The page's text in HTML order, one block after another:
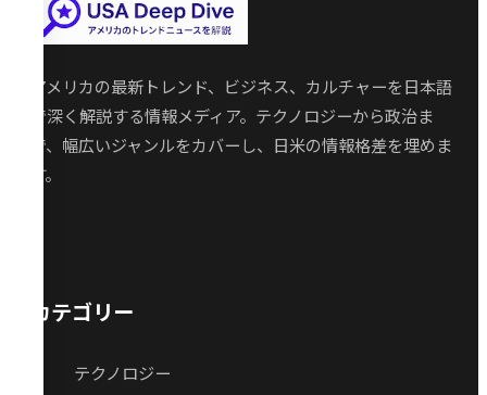
アメリカの最新トレンド、ビジネス、カルチャーを日本語
で深く解説する情報メディア。テクノロジーから政治ま
で、幅広いジャンルをカバーし、日米の情報格差を埋めま
す。
カテゴリー
テクノロジー